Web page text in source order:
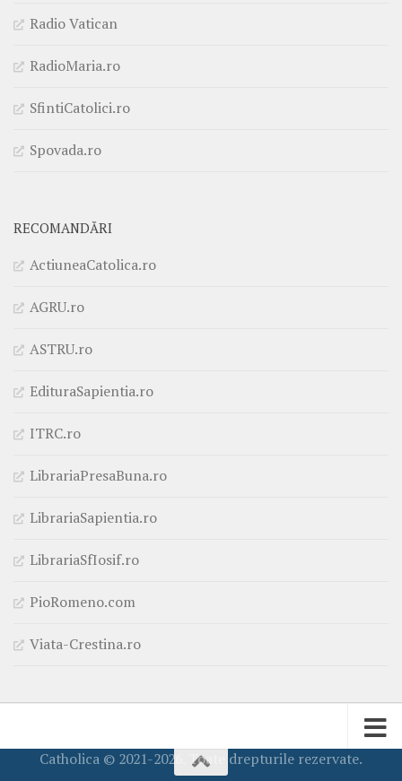
Radio Vatican
RadioMaria.ro
SfintiCatolici.ro
Spovada.ro
RECOMANDĂRI
ActiuneaCatolica.ro
AGRU.ro
ASTRU.ro
EdituraSapientia.ro
ITRC.ro
LibrariaPresaBuna.ro
LibrariaSapientia.ro
LibrariaSfIosif.ro
PioRomeno.com
Viata-Crestina.ro
Catholica © 2021-2026. Toate drepturile rezervate.